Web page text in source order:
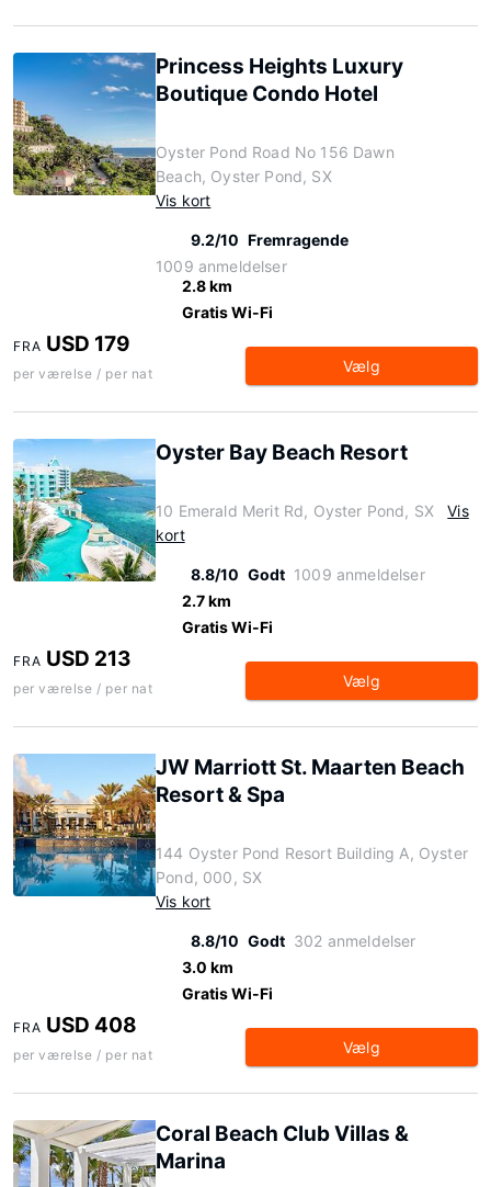
Princess Heights Luxury
Boutique Condo Hotel
Oyster Pond Road No 156 Dawn
Beach, Oyster Pond, SX
Vis kort
9.2/10 Fremragende
1009 anmeldelser
2.8 km
Gratis Wi-Fi
FRA USD 179
per værelse / per nat Vælg
Oyster Bay Beach Resort
10 Emerald Merit Rd, Oyster Pond, SX
Vis
kort
8.8/10 Godt 1009 anmeldelser
2.7 km
Gratis Wi-Fi
FRA USD 213
per værelse / per nat Vælg
JW Marriott St. Maarten Beach
Resort & Spa
144 Oyster Pond Resort Building A, Oyster
Pond, 000, SX
Vis kort
8.8/10 Godt 302 anmeldelser
3.0 km
Gratis Wi-Fi
FRA USD 408
per værelse / per nat Vælg
Coral Beach Club Villas &
Marina